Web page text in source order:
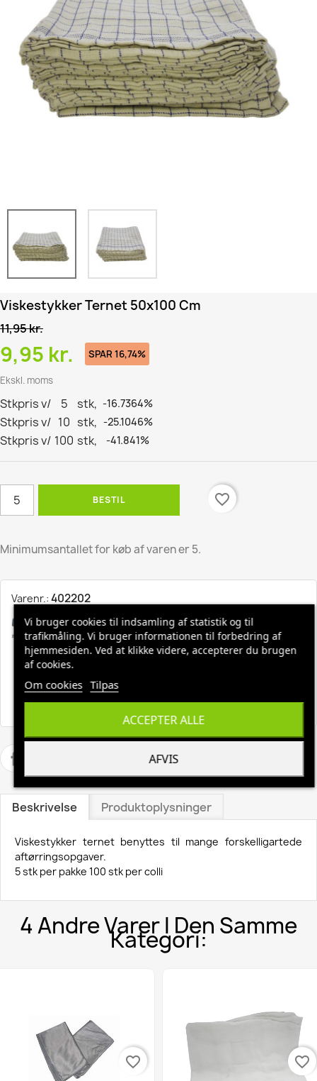
Viskestykker Ternet 50x100 Cm
11,95 kr.
9,95 kr. SPAR 16,74%
Ekskl. moms
Stkpris v/ 5 stk, -16.7364%
Stkpris v/ 10 stk, -25.1046%
Stkpris v/ 100 stk, -41.841%
BESTIL favorite_border
Minimumsantallet for køb af varen er 5.
Varenr.: 402202
Hurtig levering, 1-3 hverdage
Fri fragt ved køb over 1500,-
Beskrivelse Produktoplysninger
Viskestykker ternet benyttes til mange forskelligartede
aftørringsopgaver.
5 stk per pakke 100 stk per colli
4 Andre Varer I Den Samme
Kategori:
favorite_border favorite_border
Vi bruger cookies til indsamling af statistik og til
trafikmåling. Vi bruger informationen til forbedring af
hjemmesiden. Ved at klikke videre, accepterer du brugen
af cookies.
Om cookies Tilpas
AFVIS
ACCEPTER ALLE